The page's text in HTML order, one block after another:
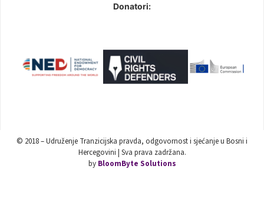
Donatori:
© 2018 – Udruženje Tranzicijska pravda, odgovornost i sjećanje u Bosni i
Hercegovini | Sva prava zadržana.
by BloomByte Solutions